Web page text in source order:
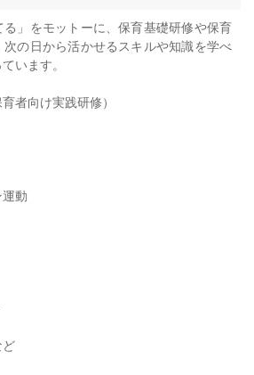
る」をモットーに、保育基礎研修や保育
の日から活かせるスキルや知識を学べ
います。
者向け実践研修）
運動
ど